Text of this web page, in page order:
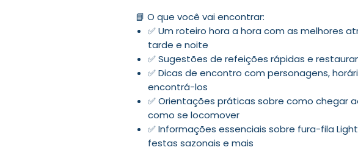
📘 O que você vai encontrar:
✅ Um roteiro hora a hora com as melhores
tarde e noite
✅ Sugestões de refeições rápidas e
✅ Dicas de encontro com personagens,
encontrá-los
✅ Orientações práticas sobre como chegar
como se locomover
✅ Informações essenciais sobre fura-fila
festas sazonais e mais